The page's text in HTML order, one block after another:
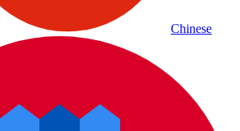
Chinese